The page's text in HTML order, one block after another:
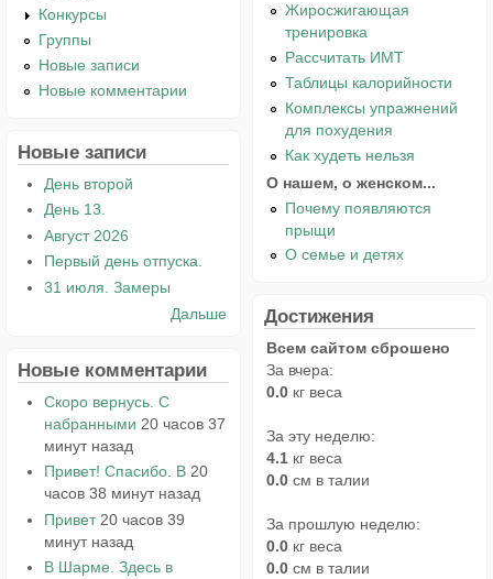
Конкурсы
Группы
Новые записи
Новые комментарии
Новые записи
День второй
День 13.
Август 2026
Первый день отпуска.
31 июля. Замеры
Дальше
Новые комментарии
Скоро вернусь. С
набранными 20 часов 37
минут назад
Привет! Спасибо. В 20
часов 38 минут назад
Привет 20 часов 39
минут назад
В Шарме. Здесь в
Жиросжигающая
тренировка
Рассчитать ИМТ
Таблицы калорийности
Комплексы упражнений
для похудения
Как худеть нельзя
О нашем, о женском...
Почему появляются
прыщи
О семье и детях
Достижения
Всем сайтом сброшено
За вчера:
0.0 кг веса
За эту неделю:
4.1 кг веса
0.0 см в талии
За прошлую неделю:
0.0 кг веса
0.0 см в талии